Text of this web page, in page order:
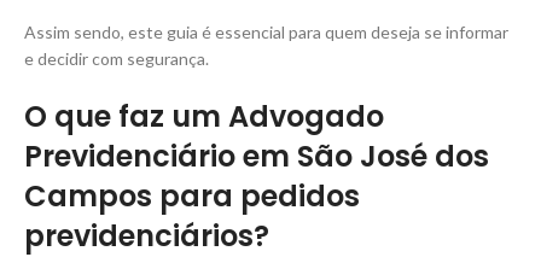
Assim sendo, este guia é essencial para quem deseja se informar
e decidir com segurança.
O que faz um Advogado
Previdenciário em São José dos
Campos para pedidos
previdenciários?